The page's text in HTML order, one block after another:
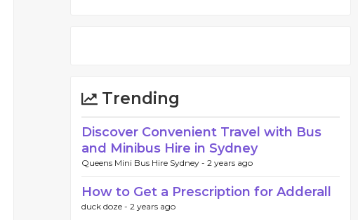
Trending
Discover Convenient Travel with Bus
and Minibus Hire in Sydney
Queens Mini Bus Hire Sydney - 2 years ago
How to Get a Prescription for Adderall
duck doze - 2 years ago